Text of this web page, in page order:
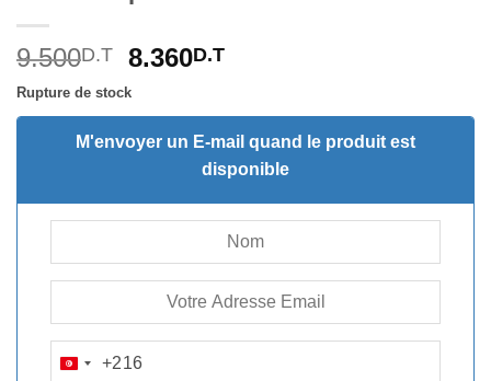
9.500D.T
Le
prix
initial
était :
9.500D.T.
8.360D.TLe
actuel
est :
8.360D.T.
Rupture de stock
M'envoyer un E-mail quand le produit est
disponible
TUNISIA
+216